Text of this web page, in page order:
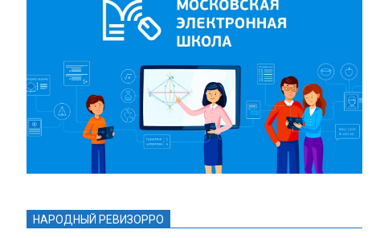
НАРОДНЫЙ РЕВИЗОРРО